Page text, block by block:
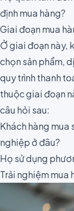
định mua hàng?
Giai đoạn mua
Ở giai đoạn này,
chọn sản phẩm,
quy trình thanh
thuộc giai đoạn
câu hỏi sau:
Khách hàng mua
nghiệp ở đâu?
Họ sử dụng
Trải nghiệm mua